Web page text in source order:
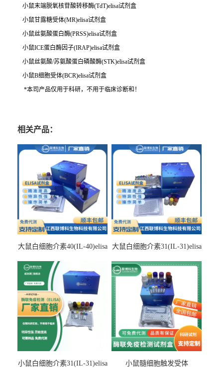
小鼠末端脱氧核苷酸转移酶(TdT)elisa试剂盒
小鼠甘露糖受体(MR)elisa试剂盒
小鼠丝氨酸蛋白酶(PRSS)elisa试剂盒
小鼠ICE蛋白酶因子(IRAP)elisa试剂盒
小鼠丝氨酸/苏氨酸蛋白磷酸酶(STK)elisa试剂盒
小鼠B细胞受体(BCR)elisa试剂盒
*本司产品仅用于科研，不用于临床诊断和！
相关产品：
大鼠白细胞介素40(IL-40)elisa
大鼠白细胞介素31(IL-31)elisa
小鼠白细胞介素31(IL-31)elisa
小鼠髓细胞触发受体